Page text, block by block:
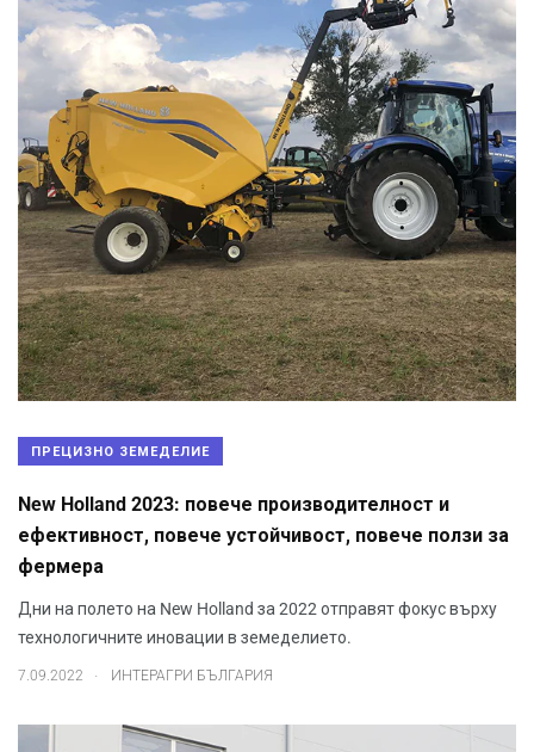
ПРЕЦИЗНО ЗЕМЕДЕЛИЕ
New Holland 2023: повече производителност и
ефективност, повече устойчивост, повече ползи за
фермера
Дни на полето на New Holland за 2022 отправят фокус върху
технологичните иновации в земеделието.
7.09.2022 . ИНТЕРАГРИ БЪЛГАРИЯ